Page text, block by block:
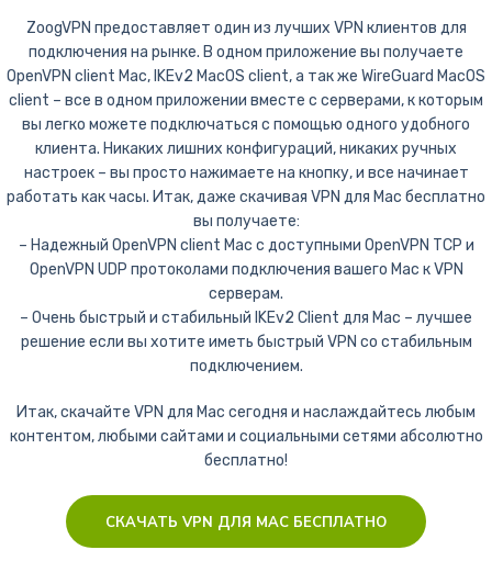
ZoogVPN предоставляет один из лучших VPN клиентов для
подключения на рынке. В одном приложение вы получаете
OpenVPN client Mac, IKEv2 MacOS client, а так же WireGuard MacOS
client – все в одном приложении вместе с серверами, к которым
вы легко можете подключаться с помощью одного удобного
клиента. Никаких лишних конфигураций, никаких ручных
настроек – вы просто нажимаете на кнопку, и все начинает
работать как часы. Итак, даже скачивая VPN для Mac бесплатно
вы получаете:
– Надежный OpenVPN client Mac с доступными OpenVPN TCP и
OpenVPN UDP протоколами подключения вашего Mac к VPN
серверам.
– Очень быстрый и стабильный IKEv2 Client для Mac – лучшее
решение если вы хотите иметь быстрый VPN со стабильным
подключением.
Итак, скачайте VPN для Mac сегодня и наслаждайтесь любым
контентом, любыми сайтами и социальными сетями абсолютно
бесплатно!
СКАЧАТЬ VPN ДЛЯ MAC БЕСПЛАТНО